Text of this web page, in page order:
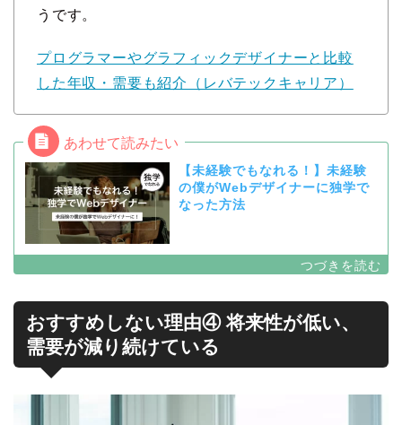
うです。
プログラマーやグラフィックデザイナーと比較
した年収・需要も紹介（レバテックキャリア）
【未経験でもなれる！】未経験
の僕がWebデザイナーに独学で
なった方法
おすすめしない理由④ 将来性が低い、
需要が減り続けている